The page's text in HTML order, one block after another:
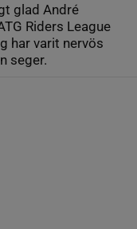
glad André
Riders League
har varit nervös
seger.